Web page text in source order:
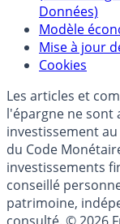
Données)
Modèle
Mise à jour
Cookies
Les articles et
l'épargne ne sont
investissement au
du Code
investissements
conseillé
patrimoine,